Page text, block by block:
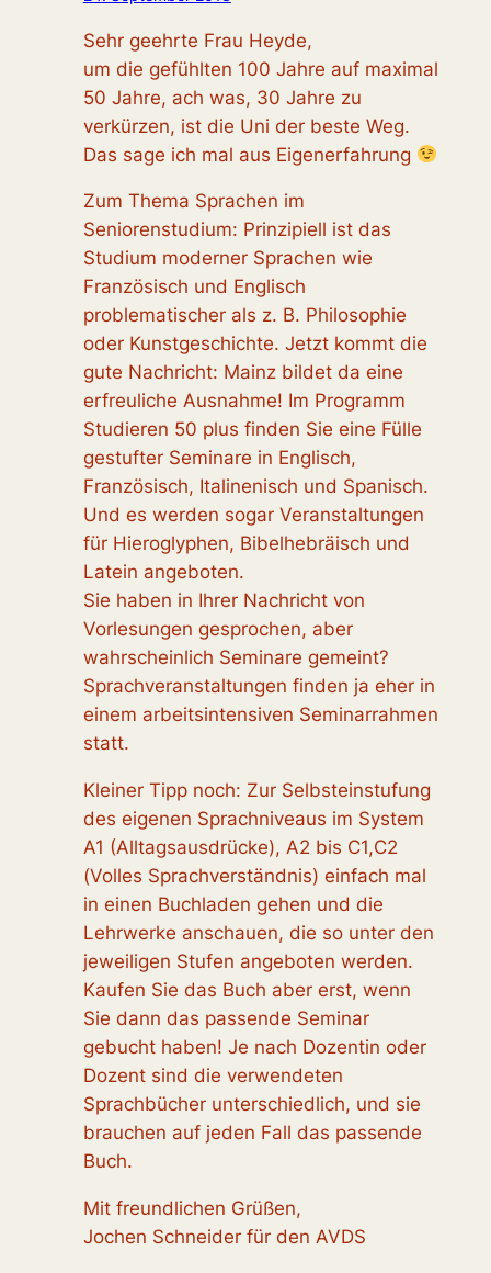
Sehr geehrte Frau Heyde,
um die gefühlten 100 Jahre auf maximal
50 Jahre, ach was, 30 Jahre zu
verkürzen, ist die Uni der beste Weg.
Das sage ich mal aus Eigenerfahrung
Zum Thema Sprachen im
Seniorenstudium: Prinzipiell ist das
Studium moderner Sprachen wie
Französisch und Englisch
problematischer als z. B. Philosophie
oder Kunstgeschichte. Jetzt kommt die
gute Nachricht: Mainz bildet da eine
erfreuliche Ausnahme! Im Programm
Studieren 50 plus finden Sie eine Fülle
gestufter Seminare in Englisch,
Französisch, Italinenisch und Spanisch.
Und es werden sogar Veranstaltungen
für Hieroglyphen, Bibelhebräisch und
Latein angeboten.
Sie haben in Ihrer Nachricht von
Vorlesungen gesprochen, aber
wahrscheinlich Seminare gemeint?
Sprachveranstaltungen finden ja eher in
einem arbeitsintensiven Seminarrahmen
statt.
Kleiner Tipp noch: Zur Selbsteinstufung
des eigenen Sprachniveaus im System
A1 (Alltagsausdrücke), A2 bis C1,C2
(Volles Sprachverständnis) einfach mal
in einen Buchladen gehen und die
Lehrwerke anschauen, die so unter den
jeweiligen Stufen angeboten werden.
Kaufen Sie das Buch aber erst, wenn
Sie dann das passende Seminar
gebucht haben! Je nach Dozentin oder
Dozent sind die verwendeten
Sprachbücher unterschiedlich, und sie
brauchen auf jeden Fall das passende
Buch.
Mit freundlichen Grüßen,
Jochen Schneider für den AVDS